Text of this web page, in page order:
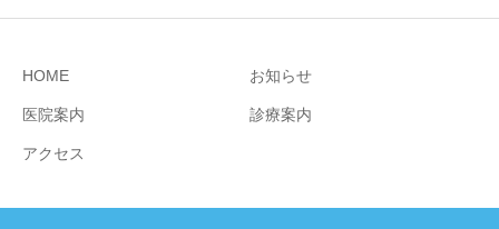
HOME お知らせ
医院案内 診療案内
アクセス